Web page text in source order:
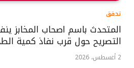
تحقق
المتحدث باسم اصحاب المخابز
التصريح حول قرب نفاذ كمية
2 أغسطس، 2026